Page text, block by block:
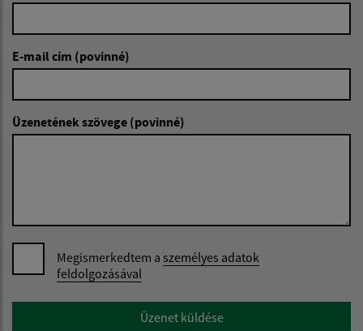
E-mail cím (povinné)
Üzenetének szövege (povinné)
Megismerkedtem a személyes adatok
feldolgozásával
Google reCaptcha ResponseÜzenet küldése